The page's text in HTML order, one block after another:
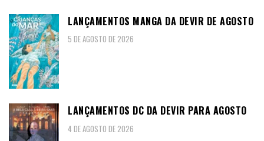
LANÇAMENTOS MANGA DA DEVIR DE AGOSTO
5 DE AGOSTO DE 2026
LANÇAMENTOS DC DA DEVIR PARA AGOSTO
4 DE AGOSTO DE 2026